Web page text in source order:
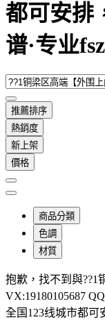
都可安排
谱·专业
推薦排序
熱銷度
新上架
價格
商品分類
色調
材質
抱歉， 找不到與??1
VX:19180105687
全国123线城市都可